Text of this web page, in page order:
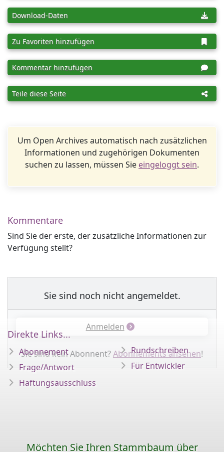
Download-Daten
Zu Favoriten hinzufügen
Kommentar hinzufügen
Teile diese Seite
Um Open Archives automatisch nach zusätzlichen
Informationen und zugehörigen Dokumenten
suchen zu lassen, müssen Sie eingeloggt sein.
Kommentare
Sind Sie der erste, der zusätzliche Informationen zur
Verfügung stellt?
Sie sind noch nicht angemeldet.
Anmelden
Sie sind kein Abonnent?Abonnements ansehen!
Direkte Links...
Abonnement
Frage/Antwort
Haftungsausschluss
Rundschreiben
Für Entwickler
Möchten Sie Ihren Stammbaum über